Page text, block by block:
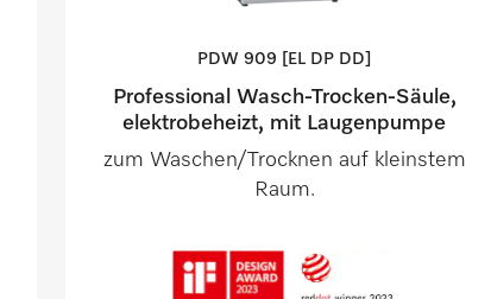
PDW 909 [EL DP DD]
Professional Wasch-Trocken-Säule,
elektrobeheizt, mit Laugenpumpe
zum Waschen/Trocknen auf kleinstem
Raum.